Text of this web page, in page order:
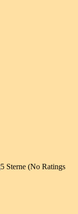
(No Ratings